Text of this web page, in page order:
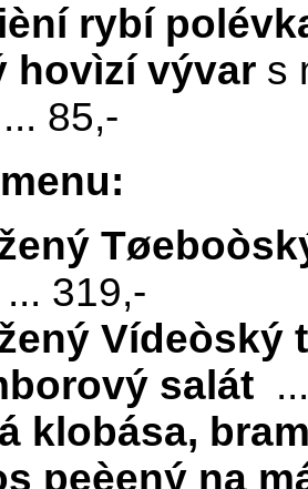
rybí
hovìzí vývar s
85,-
319,-
Vídeòský
salát
klobása,
peèený na